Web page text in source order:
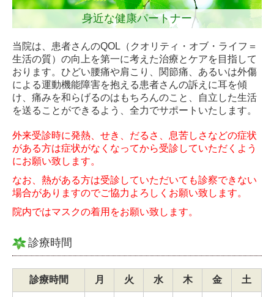
身近な健康パートナー
当院は、患者さんのQOL（クオリティ・オブ・ライフ＝
生活の質）の向上を第一に考えた治療とケアを目指して
おります。ひどい腰痛や肩こり、関節痛、あるいは外傷
による運動機能障害を抱える患者さんの訴えに耳を傾
け、痛みを和らげるのはもちろんのこと、自立した生活
を送ることができるよう、全力でサポートいたします。
外来受診時に発熱、せき、だるさ、息苦しさなどの症状
がある方は症状がなくなってから受診していただくよう
にお願い致します。
なお、熱がある方は受診していただいても診察できない
場合がありますのでご協力よろしくお願い致します。
院内ではマスクの着用をお願い致します。
診療時間
診療時間 月 火 水 木 金 土